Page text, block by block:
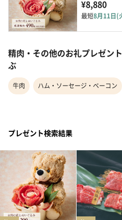
¥8,880
最短8月11日(
精肉・その他のお礼プレゼン
ぶ
牛肉 ハム・ソーセージ・ベーコン
プレゼント検索結果